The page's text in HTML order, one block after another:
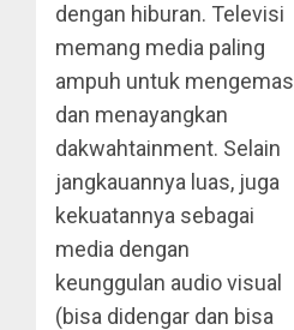
dengan hiburan. Televisi
memang media paling
ampuh untuk mengemas
dan menayangkan
dakwahtainment. Selain
jangkauannya luas, juga
kekuatannya sebagai
media dengan
keunggulan audio visual
(bisa didengar dan bisa